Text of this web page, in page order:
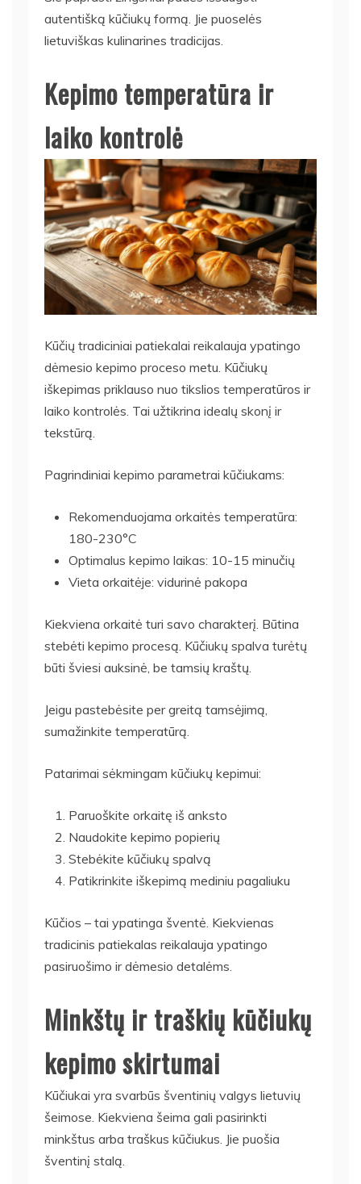
autentišką kūčiukų formą. Jie puoselės
lietuviškas kulinarines tradicijas.
Kepimo temperatūra ir
laiko kontrolė
Kūčių tradiciniai patiekalai reikalauja ypatingo
dėmesio kepimo proceso metu. Kūčiukų
iškepimas priklauso nuo tikslios temperatūros ir
laiko kontrolės. Tai užtikrina idealų skonį ir
tekstūrą.
Pagrindiniai kepimo parametrai kūčiukams:
Rekomenduojama orkaitės temperatūra:
180-230°C
Optimalus kepimo laikas: 10-15 minučių
Vieta orkaitėje: vidurinė pakopa
Kiekviena orkaitė turi savo charakterį. Būtina
stebėti kepimo procesą. Kūčiukų spalva turėtų
būti šviesi auksinė, be tamsių kraštų.
Jeigu pastebėsite per greitą tamsėjimą,
sumažinkite temperatūrą.
Patarimai sėkmingam kūčiukų kepimui:
Paruoškite orkaitę iš anksto
Naudokite kepimo popierių
Stebėkite kūčiukų spalvą
Patikrinkite iškepimą mediniu pagaliuku
Kūčios – tai ypatinga šventė. Kiekvienas
tradicinis patiekalas reikalauja ypatingo
pasiruošimo ir dėmesio detalėms.
Minkštų ir traškių kūčiukų
kepimo skirtumai
Kūčiukai yra svarbūs šventinių valgys lietuvių
šeimose. Kiekviena šeima gali pasirinkti
minkštus arba traškus kūčiukus. Jie puošia
šventinį stalą.